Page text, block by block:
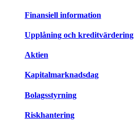
Finansiell information
Upplåning och kreditvärdering
Aktien
Kapitalmarknadsdag
Bolagsstyrning
Riskhantering